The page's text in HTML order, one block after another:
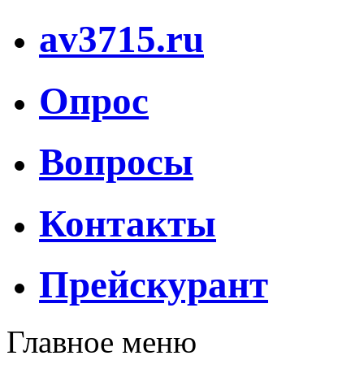
av3715.ru
Опрос
Вопросы
Контакты
Прейскурант
Главное меню